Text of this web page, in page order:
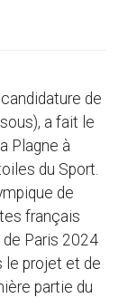
de
a fait le
Plagne à
du Sport.
de
français
Paris 2024
le projet et de
partie du